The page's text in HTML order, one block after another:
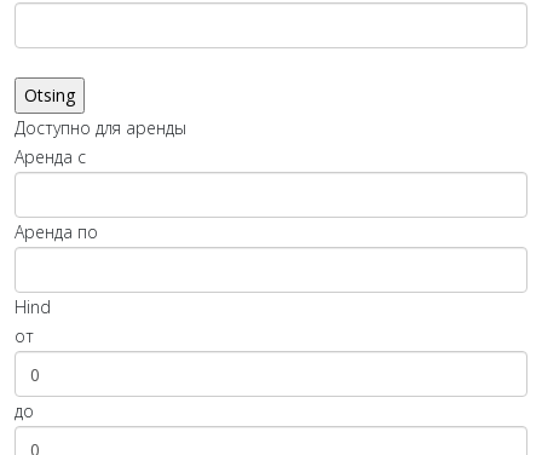
Доступно для аренды
Аренда с
Аренда по
Hind
от
до